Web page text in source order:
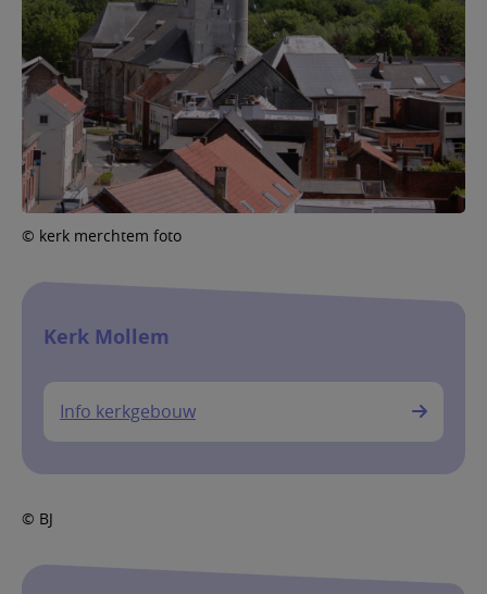
© kerk merchtem foto
Kerk Mollem
Info kerkgebouw
© BJ